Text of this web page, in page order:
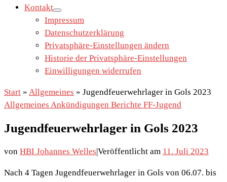
Kontakt
Impressum
Datenschutzerklärung
Privatsphäre-Einstellungen ändern
Historie der Privatsphäre-Einstellungen
Einwilligungen widerrufen
Start » Allgemeines » Jugendfeuerwehrlager in Gols 2023
Allgemeines Ankündigungen Berichte FF-Jugend
Jugendfeuerwehrlager in Gols 2023
von HBI Johannes Welles|Veröffentlicht am 11. Juli 2023
Nach 4 Tagen Jugendfeuerwehrlager in Gols von 06.07. bis